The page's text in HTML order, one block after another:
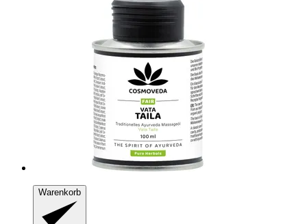
Warenkorb